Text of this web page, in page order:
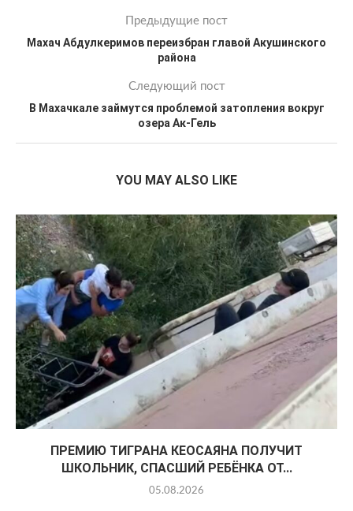
Предыдущие пост
Махач Абдулкеримов переизбран главой Акушинского
района
Следующий пост
В Махачкале займутся проблемой затопления вокруг
озера Ак-Гель
YOU MAY ALSO LIKE
ПРЕМИЮ ТИГРАНА КЕОСАЯНА ПОЛУЧИТ
ШКОЛЬНИК, СПАСШИЙ РЕБЁНКА ОТ...
05.08.2026